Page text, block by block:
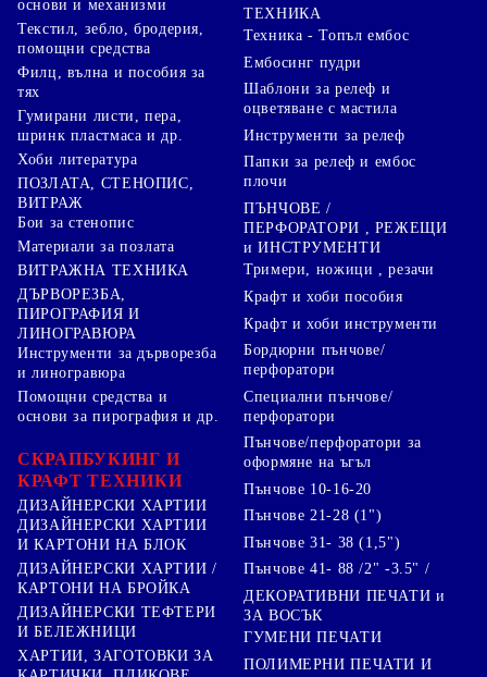
основи и механизми
Текстил, зебло, бродерия,
помощни средства
Филц, вълна и пособия за
тях
Гумирани листи, пера,
шринк пластмаса и др.
Хоби литература
ПОЗЛАТА, СТЕНОПИС,
ВИТРАЖ
Бои за стенопис
Материали за позлата
ВИТРАЖНА ТЕХНИКА
ДЪРВОРЕЗБА,
ПИРОГРАФИЯ И
ЛИНОГРАВЮРА
Инструменти за дърворезба
и линогравюра
Помощни средства и
основи за пирография и др.
СКРАПБУКИНГ И
КРАФТ ТЕХНИКИ
ДИЗАЙНЕРСКИ ХАРТИИ
ДИЗАЙНЕРСКИ ХАРТИИ
И КАРТОНИ НА БЛОК
ДИЗАЙНЕРСКИ ХАРТИИ /
КАРТОНИ НА БРОЙКА
ДИЗАЙНЕРСКИ ТЕФТЕРИ
И БЕЛЕЖНИЦИ
ХАРТИИ, ЗАГОТОВКИ ЗА
ТЕХНИКА
Техника - Топъл ембос
Ембосинг пудри
Шаблони за релеф и
оцветяване с мастила
Инструменти за релеф
Папки за релеф и ембос
плочи
ПЪНЧОВЕ /
ПЕРФОРАТОРИ , РЕЖЕЩИ
и ИНСТРУМЕНТИ
Тримери, ножици , резачи
Крафт и хоби пособия
Крафт и хоби инструменти
Бордюрни пънчове/
перфоратори
Специални пънчове/
перфоратори
Пънчове/перфоратори за
оформяне на ъгъл
Пънчове 10-16-20
Пънчове 21-28 (1")
Пънчове 31- 38 (1,5")
Пънчове 41- 88 /2" -3.5" /
ДЕКОРАТИВНИ ПЕЧАТИ и
ЗА ВОСЪК
ГУМЕНИ ПЕЧАТИ
ПОЛИМЕРНИ ПЕЧАТИ И